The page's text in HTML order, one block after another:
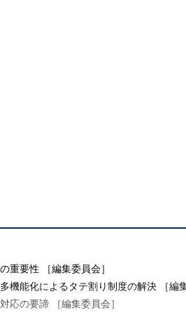
重要性 ［編集委員会］
能化によるタテ割り制度の解決 ［編集
応の要諦 ［編集委員会］